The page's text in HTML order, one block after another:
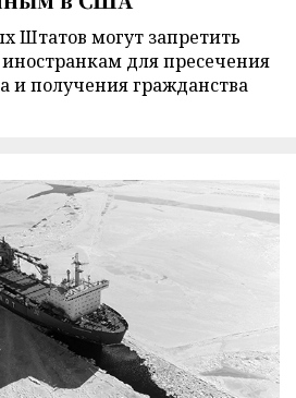
Штатов могут запретить
для пресечения
и получения гражданства